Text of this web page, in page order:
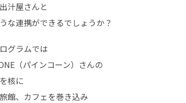
汁屋さんと
な連携ができるでしょうか？
グラムでは
（パインコーン）さんの
核に
館、カフェを巻き込み